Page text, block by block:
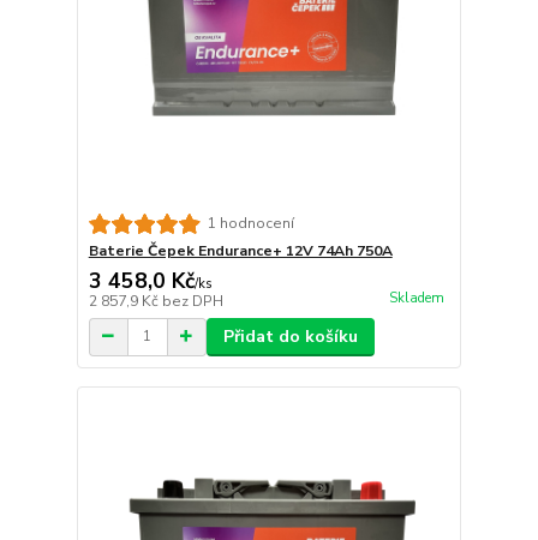
1 hodnocení
Baterie Čepek Endurance+ 12V 74Ah 750A
3 458,0 Kč/ks
2 857,9 Kč bez DPH Skladem
Přidat do košíku